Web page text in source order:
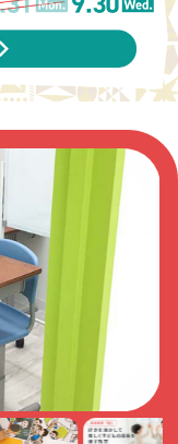
内容
ンケート
自立
思考
張
スキルの獲得状
感覚の特徴や
こと
分析
優先度
情報
度
、チャレンジ
ないことが
を見つける
に合った関
ない
ストレスが溜
さま。
子さまに合
た！
的な様子
手
して、自分
いる途中。
ること」をサ
に考えまし
mapで見る